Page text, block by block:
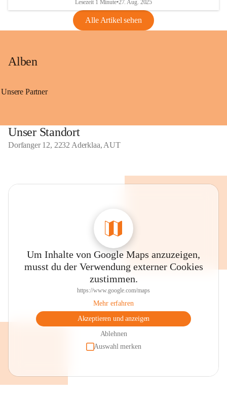
Lesezeit 1 Minute•27. Aug. 2025
Alle Artikel sehen
Alben
Unsere Partner
Unser Standort
Dorfanger 12, 2232 Aderklaa, AUT
Um Inhalte von Google Maps anzuzeigen,
musst du der Verwendung externer Cookies
zustimmen.
https://www.google.com/maps
Mehr erfahren
Akzeptieren und anzeigen
Ablehnen
Auswahl merken